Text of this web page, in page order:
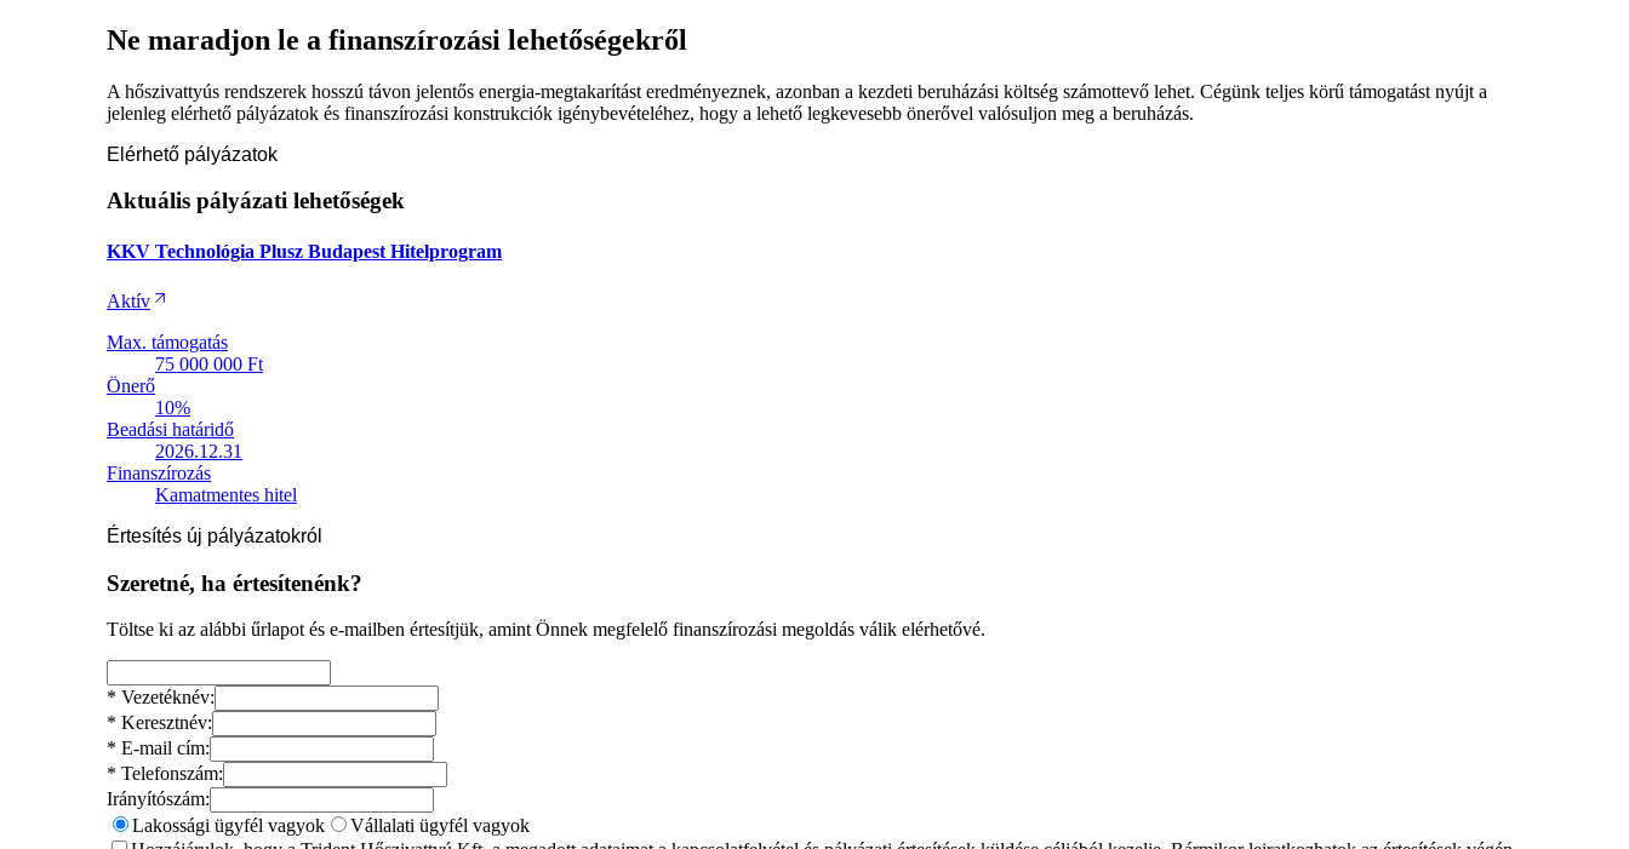
Ne maradjon le a finanszírozási lehetőségekről
A hőszivattyús rendszerek hosszú távon jelentős energia-megtakarítást eredményeznek, azonban a kezdeti beruházási költség számottevő lehet. Cégünk teljes körű támogatást nyújt a
jelenleg elérhető pályázatok és finanszírozási konstrukciók igénybevételéhez, hogy a lehető legkevesebb önerővel valósuljon meg a beruházás.
Elérhető pályázatok
Aktuális pályázati lehetőségek
KKV Technológia Plusz Budapest Hitelprogram
Aktív
Max. támogatás
75 000 000 Ft
Önerő
10%
Beadási határidő
2026.12.31
Finanszírozás
Kamatmentes hitel
Értesítés új pályázatokról
Szeretné, ha értesítenénk?
Töltse ki az alábbi űrlapot és e-mailben értesítjük, amint Önnek megfelelő finanszírozási megoldás válik elérhetővé.
* Vezetéknév:
* Keresztnév:
* E-mail cím:
* Telefonszám:
Irányítószám:
Lakossági ügyfél vagyok
Vállalati ügyfél vagyok